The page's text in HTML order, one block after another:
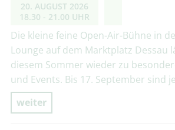
20. AUGUST 2026
18.30 - 21.00 UHR
Die kleine feine Open-Air-Bühne in
Lounge auf dem Marktplatz Dessau
diesem Sommer wieder zu
und Events. Bis 17. September sind
weiter